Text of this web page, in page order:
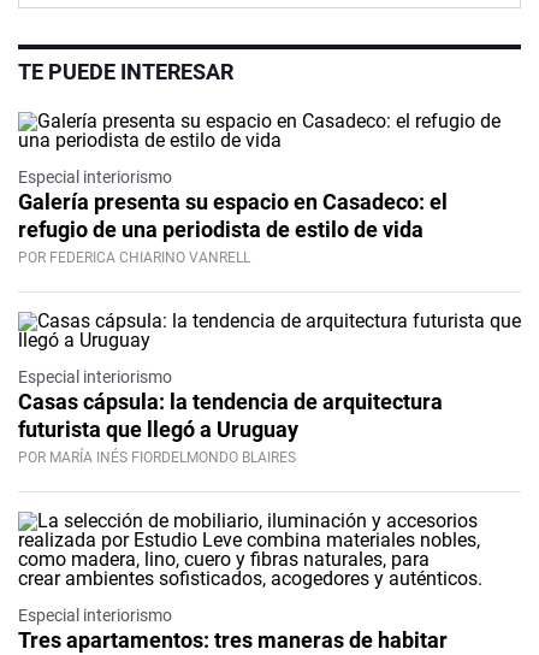
TE PUEDE INTERESAR
Especial interiorismo
Galería presenta su espacio en Casadeco: el
refugio de una periodista de estilo de vida
POR FEDERICA CHIARINO VANRELL
Especial interiorismo
Casas cápsula: la tendencia de arquitectura
futurista que llegó a Uruguay
POR MARÍA INÉS FIORDELMONDO BLAIRES
Especial interiorismo
Tres apartamentos: tres maneras de habitar